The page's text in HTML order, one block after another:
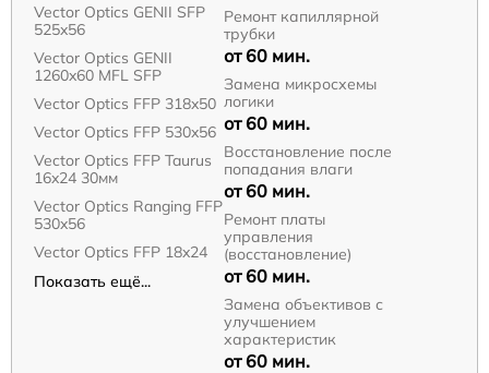
Vector Optics GENII SFP
525x56
Vector Optics GENII
1260x60 MFL SFP
Vector Optics FFP 318x50
Vector Optics FFP 530x56
Vector Optics FFP Taurus
16x24 30мм
Vector Optics Ranging FFP
530x56
Vector Optics FFP 18x24
Показать ещё...
Ремонт капиллярной
трубки
от 60 мин.
Замена микросхемы
логики
от 60 мин.
Восстановление после
попадания влаги
от 60 мин.
Ремонт платы
управления
(восстановление)
от 60 мин.
Замена объективов с
улучшением
характеристик
от 60 мин.